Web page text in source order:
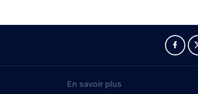
En savoir plus